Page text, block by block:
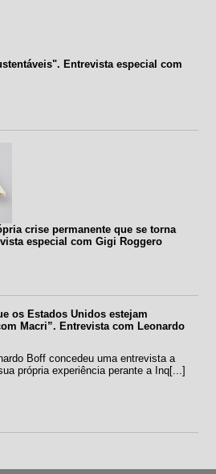
Entrevista especial com
crise permanente que se torna
especial com Gigi Roggero
os Estados Unidos estejam
Macri”. Entrevista com Leonardo
Boff concedeu uma entrevista a
própria experiência perante a Inq[...]